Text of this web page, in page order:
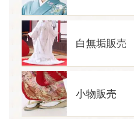
白無垢販売
小物販売